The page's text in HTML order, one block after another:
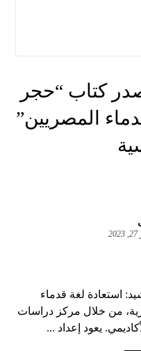
كتاب “حجر
المصريين”
استعادة لغة قدماء
من خلال مركز دراسات
يعود إعداد ...